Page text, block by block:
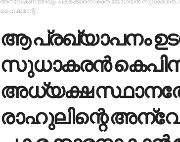
ഹൈക്കമാന്റ്..
ആ പ്രഖ്യാപനം
സുധാകരന്‍
അധ്യക്ഷ
രാഹുലിന്റെ